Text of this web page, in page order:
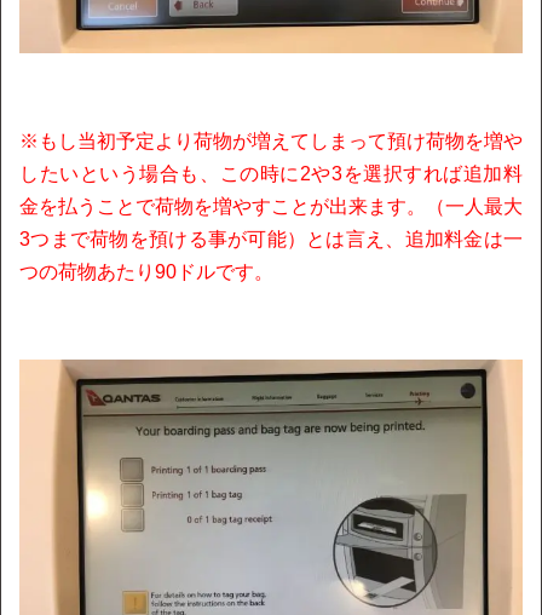
※もし当初予定より荷物が増えてしまって預け荷物を増や
したいという場合も、この時に2や3を選択すれば追加料
金を払うことで荷物を増やすことが出来ます。（一人最大
3つまで荷物を預ける事が可能）とは言え、追加料金は一
つの荷物あたり90ドルです。